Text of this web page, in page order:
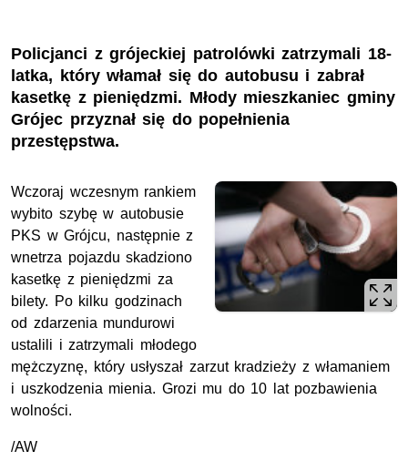
Policjanci z grójeckiej patrolówki zatrzymali 18-
latka, który włamał się do autobusu i zabrał
kasetkę z pieniędzmi. Młody mieszkaniec gminy
Grójec przyznał się do popełnienia
przestępstwa.
Wczoraj wczesnym rankiem
wybito szybę w autobusie
PKS w Grójcu, następnie z
wnetrza pojazdu skadziono
kasetkę z pieniędzmi za
bilety. Po kilku godzinach
od zdarzenia mundurowi
ustalili i zatrzymali młodego
mężczyznę, który usłyszał zarzut kradzieży z włamaniem
i uszkodzenia mienia. Grozi mu do 10 lat pozbawienia
wolności.
/AW